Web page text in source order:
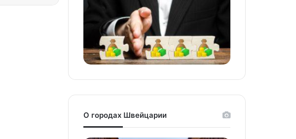
О городах Швейцарии